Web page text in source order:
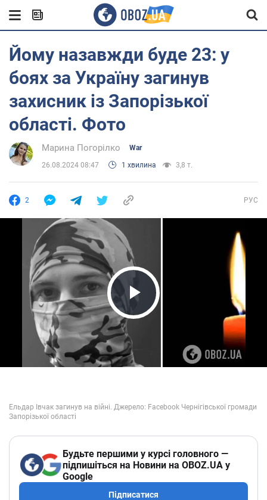
Йому назавжди буде 23: у
боях за Україну загинув
захисник із Запорізької
області. Фото
Марина Погорілко War
26.08.2024 08:47 1 хвилина 3,8 т.
2 РУС
Play Video
Будьте першими у курсі головного —
підпишіться на Новини на OBOZ.UA у
Google
Підписатися